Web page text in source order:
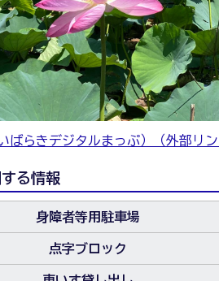
ばらきデジタルまっぷ）（外部リン
る情報
身障者等用駐車場
点字ブロック